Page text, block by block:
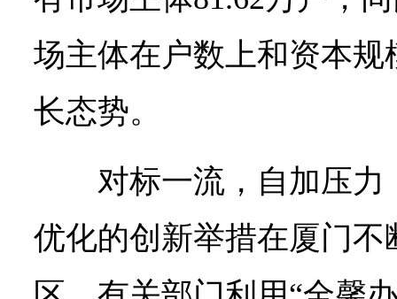
场主体在户数上和资本
长态势。
对标一流，自加压
优化的创新举措在厦门